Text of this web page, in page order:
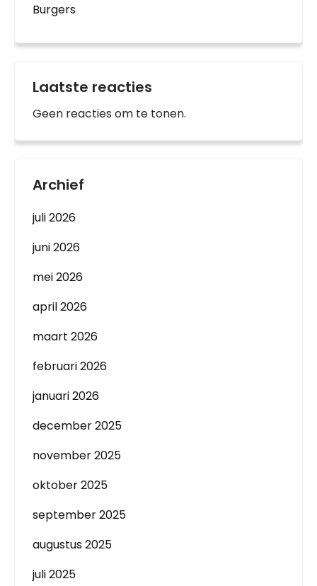
Burgers
Laatste reacties
Geen reacties om te tonen.
Archief
juli 2026
juni 2026
mei 2026
april 2026
maart 2026
februari 2026
januari 2026
december 2025
november 2025
oktober 2025
september 2025
augustus 2025
juli 2025